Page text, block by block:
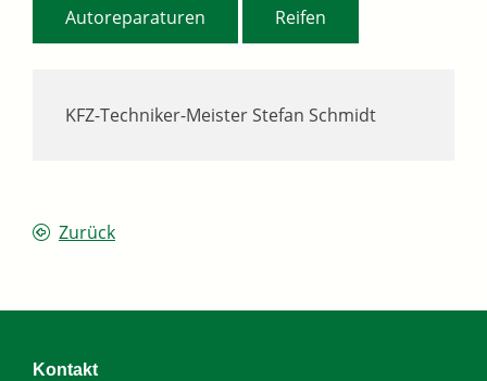
KFZ-Techniker-MeisterStefan Schmidt
Autoreparaturen Reifen
Zurück
Kontakt